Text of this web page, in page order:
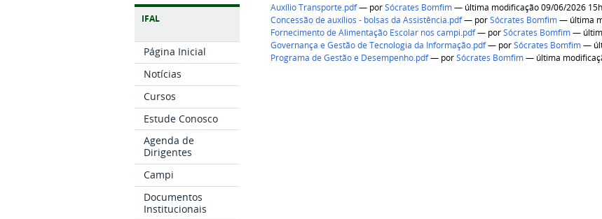
IFAL
Página Inicial
Notícias
Cursos
Estude Conosco
Agenda de
Dirigentes
Campi
Documentos
Institucionais
Auxílio Transporte.pdf— porSócrates Bomfim— última modificação 09/06/2026
Concessão de auxílios - bolsas da Assistência.pdf— porSócrates Bomfim— última
Fornecimento de Alimentação Escolar nos campi.pdf— porSócrates Bomfim—
Governança e Gestão de Tecnologia da Informação.pdf— porSócrates Bomfim—
Programa de Gestão e Desempenho.pdf— porSócrates Bomfim— última